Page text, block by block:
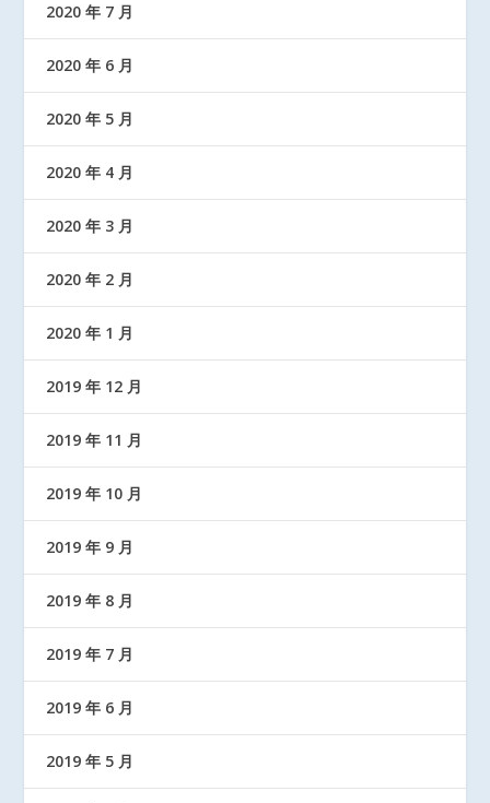
2020 年 7 月
2020 年 6 月
2020 年 5 月
2020 年 4 月
2020 年 3 月
2020 年 2 月
2020 年 1 月
2019 年 12 月
2019 年 11 月
2019 年 10 月
2019 年 9 月
2019 年 8 月
2019 年 7 月
2019 年 6 月
2019 年 5 月